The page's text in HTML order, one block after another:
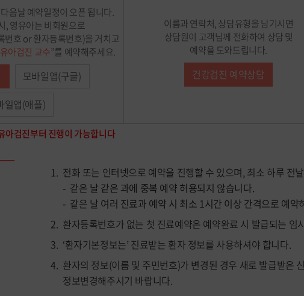
음날 예약일정이 오픈 됩니다.
, 영유아는 비회원으로
번호 or 환자등록번호)을 거치고
아검진 교수”를 예약해주세요.
모바일앱(구글)
일앱(애플)
검진부터 진행이 가능합니다
이름과 연락처, 상담유형을 남기시면
상담원이 고객님께 전화하여 상담 및
예약을 도와드립니다.
건강검진 예약상담
전화 또는 인터넷으로 예약을 진행할 수 있으며, 최소 하루 전
같은 날 같은 과에 중복 예약 허용되지 않습니다.
같은 날 여러 진료과 예약 시 최소 1시간 이상 간격으로 예약
환자등록번호가 없는 첫 진료예약은 예약완료 시 발급되는
‘환자기본정보는’ 진료받는 환자 정보를 사용하셔야 합니다.
환자의 정보(이름 및 주민번호)가 변경된 경우 새로 발급받은
정보변경해주시기 바랍니다.